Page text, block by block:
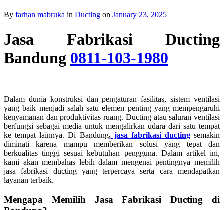
By farhan mabruka in Ducting on January 23, 2025
Jasa Fabrikasi Ducting
Bandung 0811-103-1980
Dalam dunia konstruksi dan pengaturan fasilitas, sistem ventilasi
yang baik menjadi salah satu elemen penting yang mempengaruhi
kenyamanan dan produktivitas ruang. Ducting atau saluran ventilasi
berfungsi sebagai media untuk mengalirkan udara dari satu tempat
ke tempat lainnya. Di Bandung,jasa fabrikasi ductingsemakin
diminati karena mampu memberikan solusi yang tepat dan
berkualitas tinggi sesuai kebutuhan pengguna. Dalam artikel ini,
kami akan membahas lebih dalam mengenai pentingnya memilih
jasa fabrikasi ducting yang terpercaya serta cara mendapatkan
layanan terbaik.
Mengapa Memilih Jasa Fabrikasi Ducting di